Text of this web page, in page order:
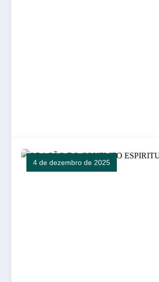
4 de dezembro de 2025